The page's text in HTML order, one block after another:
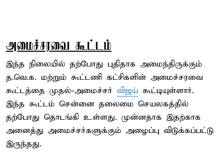
அமைச்சரவை கூட்டம்
இந்த நிலையில் தற்போது புதிதாக அமைந்திருக்கும்
த.வெ.க. மற்றும் கூட்டணி கட்சிகளின் அமைச்சரவை
கூட்டத்தை முதல்-அமைச்சர் விஜய் கூட்டியுள்ளார்.
இந்த கூட்டம் சென்னை தலைமை செயலகத்தில்
தற்போது தொடங்கி உள்ளது. முன்னதாக இதற்காக
அனைத்து அமைச்சர்களுக்கும் அழைப்பு விடுக்கப்பட்டு
இருந்தது.